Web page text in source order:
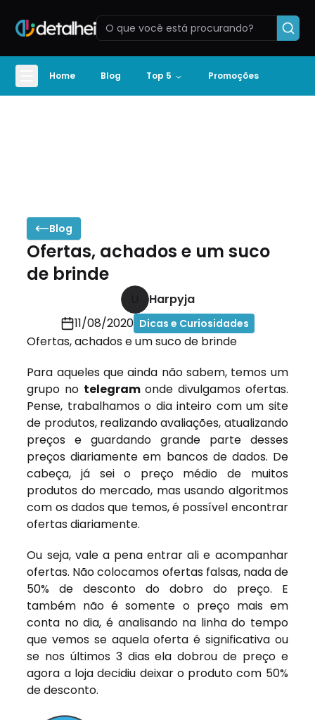
Home Blog Top 5 Promoções
Blog
Ofertas, achados e um suco
de brinde
Harpyja
11/08/2020 Dicas e Curiosidades
Ofertas, achados e um suco de brinde
Para aqueles que ainda não sabem, temos um
grupo no telegramonde divulgamos ofertas.
Pense, trabalhamos o dia inteiro com um site
de produtos, realizando avaliações, atualizando
preços e guardando grande parte desses
preços diariamente em bancos de dados. De
cabeça, já sei o preço médio de muitos
produtos do mercado, mas usando algoritmos
com os dados que temos, é possível encontrar
ofertas diariamente.
Ou seja, vale a pena entrar ali e acompanhar
ofertas. Não colocamos ofertas falsas, nada de
50% de desconto do dobro do preço. E
também não é somente o preço mais em
conta no dia, é analisando na linha do tempo
que vemos se aquela oferta é significativa ou
se nos últimos 3 dias ela dobrou de preço e
agora a loja decidiu deixar o produto com 50%
de desconto.